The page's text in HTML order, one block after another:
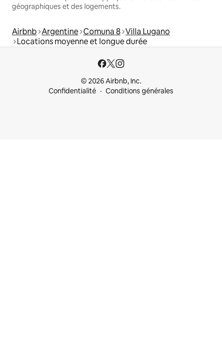
géographiques et des logements.
Airbnb Argentine Comuna 8 Villa Lugano
Locations moyenne et longue durée
© 2026 Airbnb, Inc.
Confidentialité
Conditions générales